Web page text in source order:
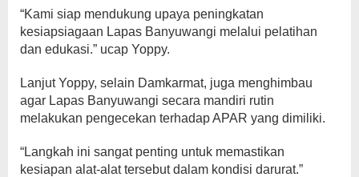
“Kami siap mendukung upaya peningkatan
kesiapsiagaan Lapas Banyuwangi melalui pelatihan
dan edukasi.” ucap Yoppy.
Lanjut Yoppy, selain Damkarmat, juga menghimbau
agar Lapas Banyuwangi secara mandiri rutin
melakukan pengecekan terhadap APAR yang dimiliki.
“Langkah ini sangat penting untuk memastikan
kesiapan alat-alat tersebut dalam kondisi darurat.”